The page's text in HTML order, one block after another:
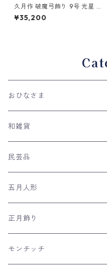
久月作 破魔弓飾り 9号 光星 ア
クリルケース入り ブラウン
系 正月飾り/男の子/男児/お
¥35,200
おひなさま
親王飾り
収納台飾り
平飾り
ケース飾り
木目込み人形
つるし雛
リュウコドウの和雑貨
和雑貨
手ぬぐい
ネコの和雑貨
風呂敷
日本のおみやげ
民芸品
五月人形
兜飾り
室内こいのぼり
正月飾り
羽子板飾り
モンチッチ